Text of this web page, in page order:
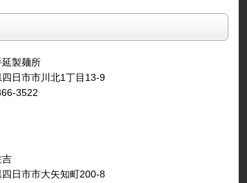
製麺所
日市市川北1丁目13-9
3522
吉
日市市大矢知町200-8